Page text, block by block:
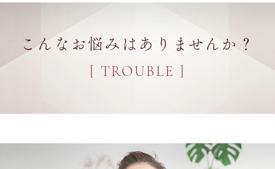
こんなお悩みはありませんか？
[ TROUBLE ]